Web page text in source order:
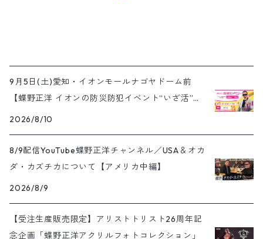
9月5日(土)愛知・イオンモールナゴヤドーム前
【蝶野正洋 イオンの防災防犯イベント“いざ活”】
開催
2026/8/10
8/9配信YouTube蝶野正洋チャンネル／USA＆オカ
ダ・カズチカについて【アメリカ中編】
2026/8/9
【受注生産販売限定】アリストトリスト26周年記
念企画「蝶野正洋アクリルフォトコレクション」